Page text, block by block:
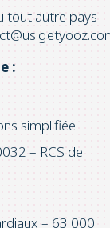
tout autre pays
:
simplifiée
– RCS de
– 63 000